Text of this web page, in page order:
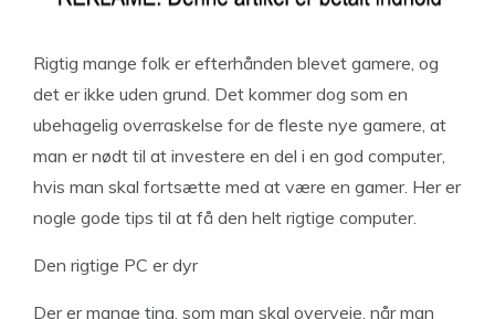
Rigtig mange folk er efterhånden blevet gamere, og
det er ikke uden grund. Det kommer dog som en
ubehagelig overraskelse for de fleste nye gamere, at
man er nødt til at investere en del i en god computer,
hvis man skal fortsætte med at være en gamer. Her er
nogle gode tips til at få den helt rigtige computer.
Den rigtige PC er dyr
Der er mange ting, som man skal overveje, når man